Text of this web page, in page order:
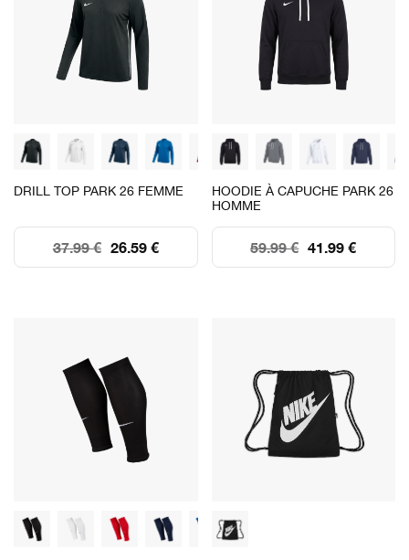
DRILL TOP PARK 26 FEMME
26.59 €
37.99 €
HOODIE À CAPUCHE PARK 26
HOMME
41.99 €
59.99 €